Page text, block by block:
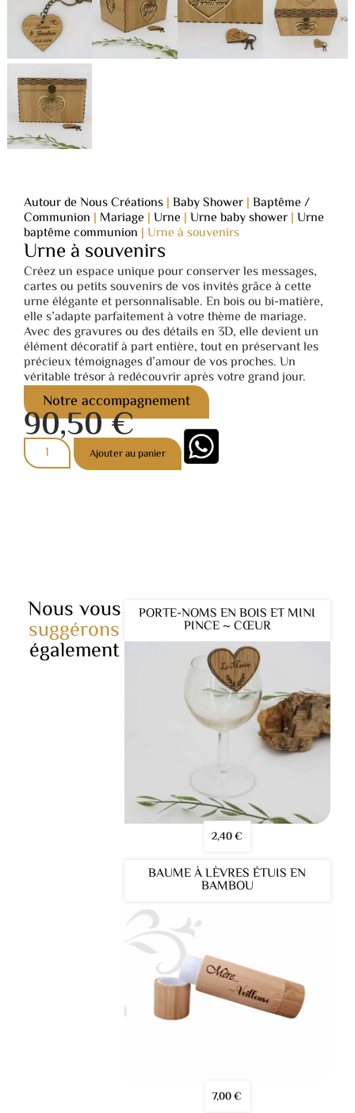
Autour de Nous Créations |Baby Shower |Baptême /
Communion | Mariage |Urne |Urne baby shower |Urne
baptême communion |Urne à souvenirs
Urne à souvenirs
Créez un espace unique pour conserver les messages,
cartes ou petits souvenirs de vos invités grâce à cette
urne élégante et personnalisable. En bois ou bi-matière,
elle s’adapte parfaitement à votre thème de mariage.
Avec des gravures ou des détails en 3D, elle devient un
élément décoratif à part entière, tout en préservant les
précieux témoignages d’amour de vos proches. Un
véritable trésor à redécouvrir après votre grand jour.
Notre accompagnement
90,50€
Ajouter au panier
Nous vous
suggérons
également
PORTE-NOMS EN BOIS ET MINI
PINCE ~ CŒUR
2,40€
BAUME À LÈVRES ÉTUIS EN
BAMBOU
7,00€